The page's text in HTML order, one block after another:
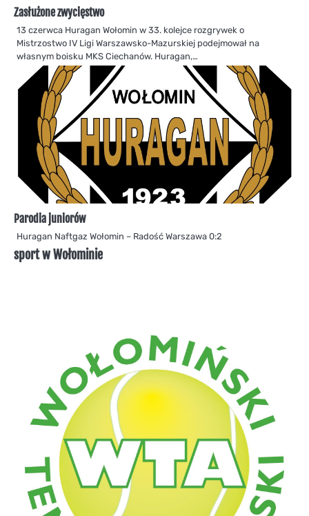
Zasłużone zwycięstwo
13 czerwca Huragan Wołomin w 33. kolejce rozgrywek o
Mistrzostwo IV Ligi Warszawsko-Mazurskiej podejmował na
własnym boisku MKS Ciechanów. Huragan,…
Parodia juniorów
Huragan Naftgaz Wołomin – Radość Warszawa 0:2
sport w Wołominie